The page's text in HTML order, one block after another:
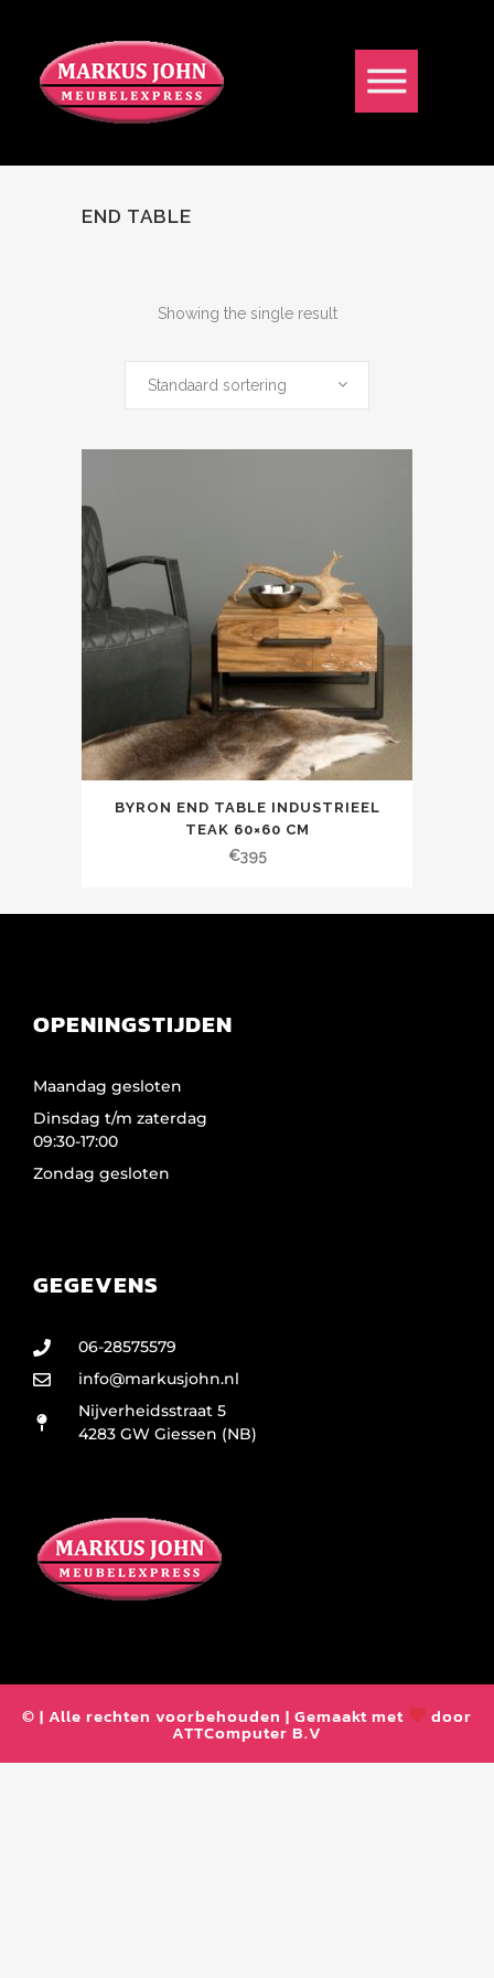
END TABLE
Showing the single result
Standaard sortering
BYRON END TABLE INDUSTRIEEL
TEAK 60×60 CM
€395
GEGEVENS
06-28575579
info@markusjohn.nl
Nijverheidsstraat 5
4283 GW Giessen (NB)
OPENINGSTIJDEN
Maandag gesloten
Dinsdag t/m zaterdag
09:30-17:00
Zondag gesloten
© | Alle rechten voorbehouden | Gemaakt met door
ATTComputer B.V